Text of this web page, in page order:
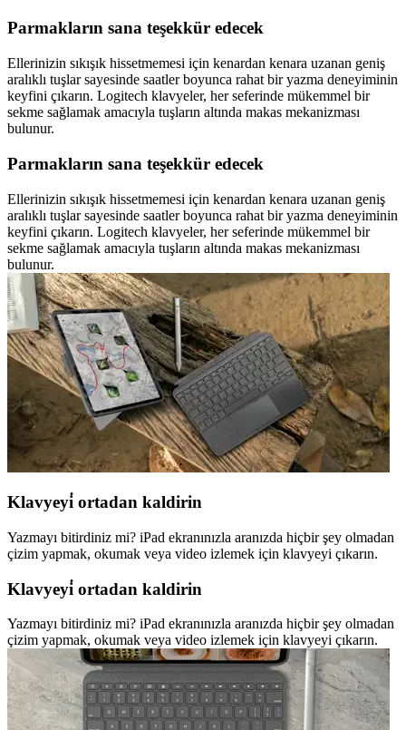
Parmakların sana teşekkür edecek
Ellerinizin sıkışık hissetmemesi için kenardan kenara uzanan geniş
aralıklı tuşlar sayesinde saatler boyunca rahat bir yazma deneyiminin
keyfini çıkarın. Logitech klavyeler, her seferinde mükemmel bir
sekme sağlamak amacıyla tuşların altında makas mekanizması
bulunur.
Parmakların sana teşekkür edecek
Ellerinizin sıkışık hissetmemesi için kenardan kenara uzanan geniş
aralıklı tuşlar sayesinde saatler boyunca rahat bir yazma deneyiminin
keyfini çıkarın. Logitech klavyeler, her seferinde mükemmel bir
sekme sağlamak amacıyla tuşların altında makas mekanizması
bulunur.
Klavyeyi̇ ortadan kaldirin
Yazmayı bitirdiniz mi? iPad ekranınızla aranızda hiçbir şey olmadan
çizim yapmak, okumak veya video izlemek için klavyeyi çıkarın.
Klavyeyi̇ ortadan kaldirin
Yazmayı bitirdiniz mi? iPad ekranınızla aranızda hiçbir şey olmadan
çizim yapmak, okumak veya video izlemek için klavyeyi çıkarın.